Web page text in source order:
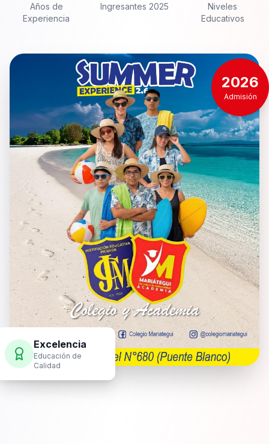
Años de
Experiencia
Ingresantes 2025
Niveles
Educativos
Excelencia
Educación de
Calidad
2026
Admisión